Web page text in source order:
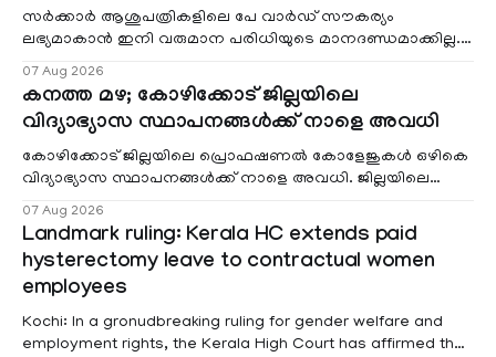
സർക്കാർ ആശുപത്രികളിലെ പേ വാർഡ് സൗകര്യം
ലഭ്യമാകാൻ ഇനി വരുമാന പരിധിയുടെ മാനദണ്ഡമാക്കില്ല.
07 Aug 2026
കനത്ത മഴ; കോഴിക്കോട് ജില്ലയിലെ
വിദ്യാഭ്യാസ സ്ഥാപനങ്ങൾക്ക് നാളെ അവധി
കോഴിക്കോട് ജില്ലയിലെ പ്രൊഫഷണൽ കോളേജുകൾ ഒഴികെ
വിദ്യാഭ്യാസ സ്ഥാപനങ്ങൾക്ക് നാളെ അവധി. ജില്ലയിലെ
07 Aug 2026
Landmark ruling: Kerala HC extends paid
hysterectomy leave to contractual women
employees
Kochi: In a gronudbreaking ruling for gender welfare and
employment rights, the Kerala High Court has affirmed that